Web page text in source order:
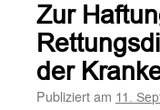
Zur
der
Publiziert am 11.